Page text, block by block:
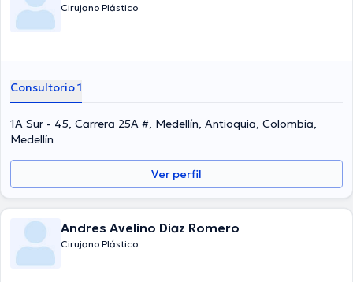
Cirujano Plástico
Consultorio 1
1A Sur - 45, Carrera 25A #, Medellín, Antioquia, Colombia,
Medellín
Ver perfil
Andres Avelino Diaz Romero
Cirujano Plástico